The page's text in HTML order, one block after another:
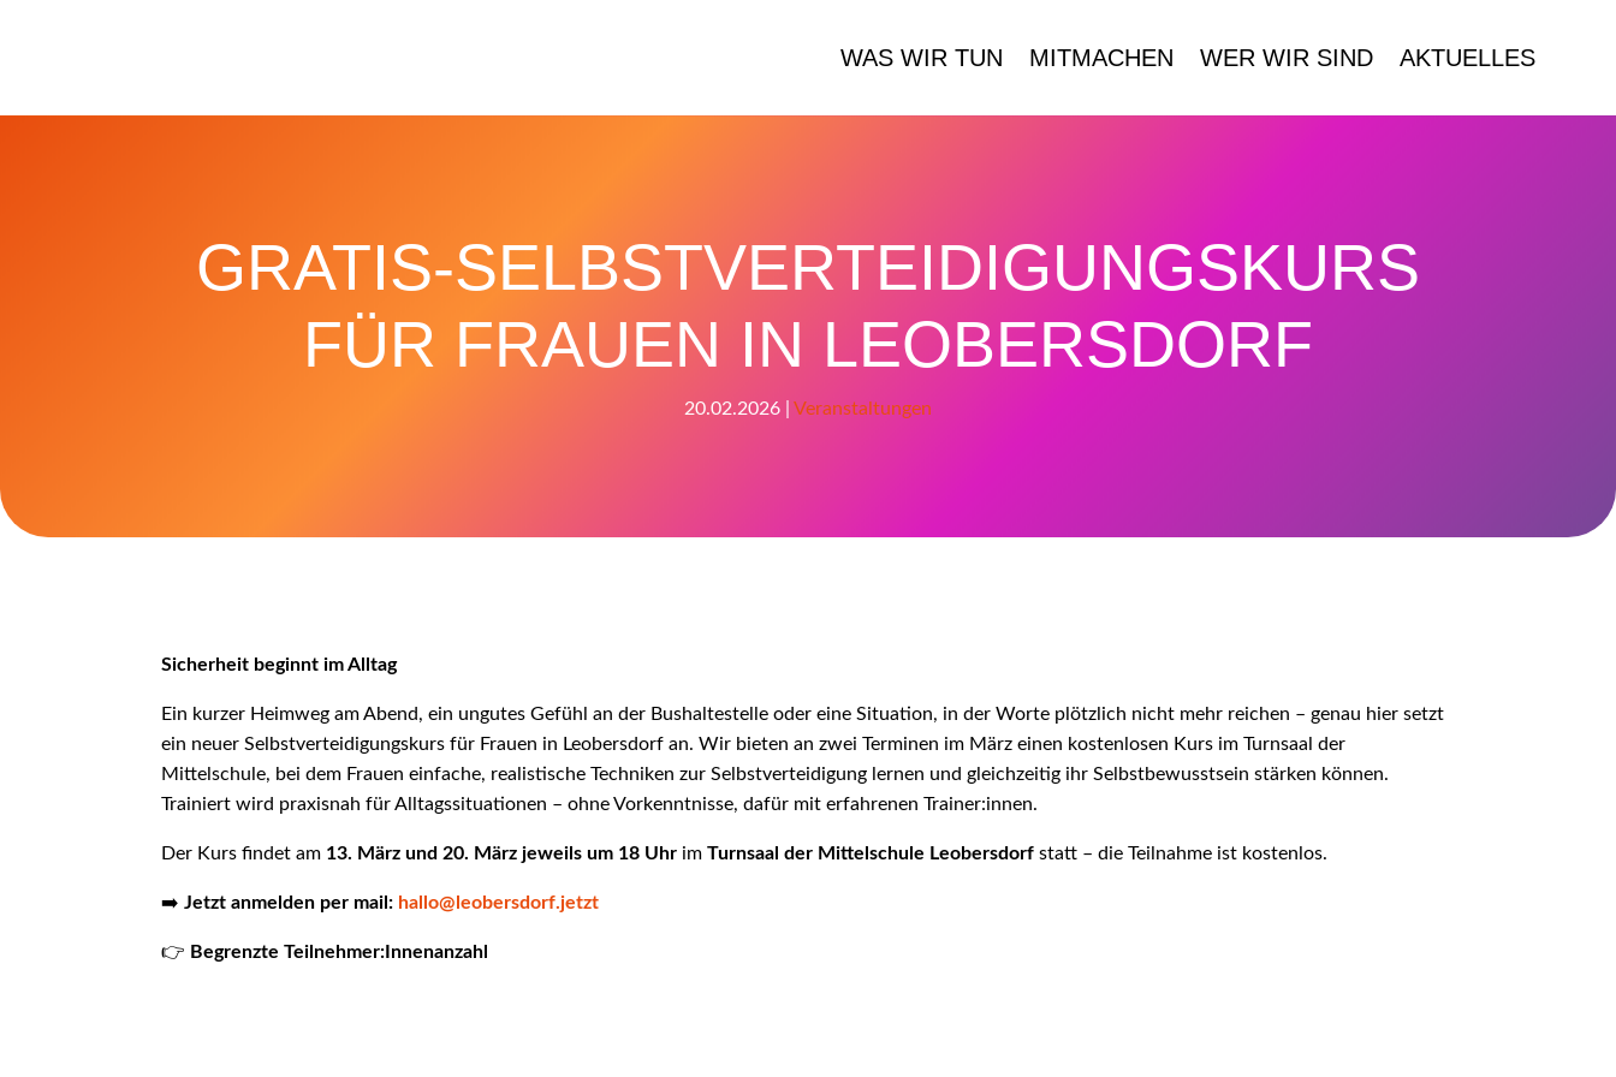
WAS WIR TUN MITMACHEN WER WIR SIND AKTUELLES
GRATIS-SELBSTVERTEIDIGUNGSKURS
FÜR FRAUEN IN LEOBERSDORF
20.02.2026 Veranstaltungen
Sicherheit beginnt im Alltag
Ein kurzer Heimweg am Abend, ein ungutes Gefühl an der Bushaltestelle oder eine Situation, in der Worte plötzlich nicht mehr reichen – genau hier setzt
ein neuer Selbstverteidigungskurs für Frauen in Leobersdorf an. Wir bieten an zwei Terminen im März einen kostenlosen Kurs im Turnsaal der
Mittelschule, bei dem Frauen einfache, realistische Techniken zur Selbstverteidigung lernen und gleichzeitig ihr Selbstbewusstsein stärken können.
Trainiert wird praxisnah für Alltagssituationen – ohne Vorkenntnisse, dafür mit erfahrenen Trainer:innen.
Der Kurs findet am 13. März und 20. März jeweils um 18 Uhr imTurnsaal der Mittelschule Leobersdorf statt – die Teilnahme ist kostenlos.
➡️Jetzt anmelden per mail: hallo@leobersdorf.jetzt
👉 Begrenzte Teilnehmer:Innenanzahl